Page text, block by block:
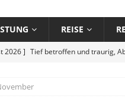
REISE
2026 ] Kein Schnäppchen und
2026 ] Die Karibik unter Wasser mit